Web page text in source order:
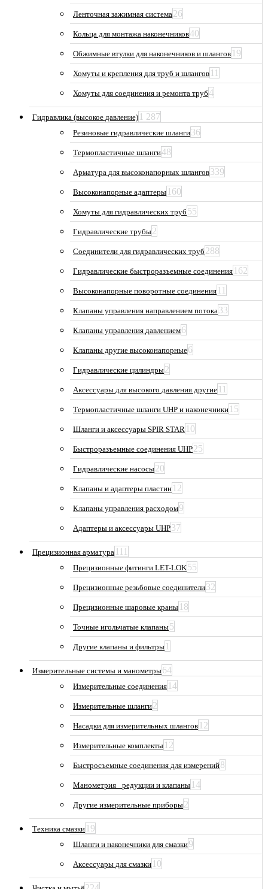
Ленточная зажимная система26
Кольца для монтажа наконечников40
Обжимные втулки для наконечников и шлангов 19
Хомуты и крепления для труб и шлангов 11
Хомуты для соединения и ремонта труб4
Гидравлика (высокое давление) 1 287
Резиновые гидравлические шланги36
Термопластичные шланги48
Арматура для высоконапорных шлангов339
Высоконапорные адаптеры 160
Хомуты для гидравлических труб 55
Гидравлические трубы2
Соединители для гидравлических труб 288
Гидравлические быстроразъемные соединения 162
Высоконапорные поворотные соединения 11
Клапаны управления направлением потока33
Клапаны управления давлением6
Клапаны другие высоконапорные6
Гидравлические цилиндры2
Аксессуары для высокого давления другие 11
Термопластичные шланги UHP и наконечники 15
Шланги и аксессуары SPIR STAR 10
Быстроразъемные соединения UHP25
Гидравлические насосы20
Клапаны и адаптеры пластин 12
Клапаны управления расходом9
Адаптеры и аксессуары UHP37
Прецизионная арматура 111
Прецизионные фитинги LET-LOK55
Прецизионные резьбовые соединители32
Прецизионные шаровые краны 18
Точные игольчатые клапаны5
Другие клапаны и фильтры 1
Измерительные системы и манометры64
Измерительные соединения 14
Измерительные шланги2
Насадки для измерительных шлангов 12
Измерительные комплекты 12
Быстросъемные соединения для измерений8
Манометрия_ редукции и клапаны 14
Другие измерительные приборы2
Техника смазки 19
Шланги и наконечники для смазки9
Аксессуары для смазки 10